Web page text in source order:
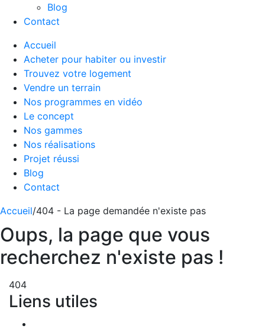
Blog
Contact
Accueil
Acheter pour habiter ou investir
Trouvez votre logement
Vendre un terrain
Nos programmes en vidéo
Le concept
Nos gammes
Nos réalisations
Projet réussi
Blog
Contact
Accueil/404 - La page demandée n'existe pas
Oups, la page que vous
recherchez n'existe pas !
404
Liens utiles